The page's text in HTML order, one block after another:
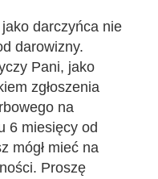
darczyńca nie
darowizny.
Pani, jako
zgłoszenia
na
6 miesięcy od
mógł mieć na
Proszę